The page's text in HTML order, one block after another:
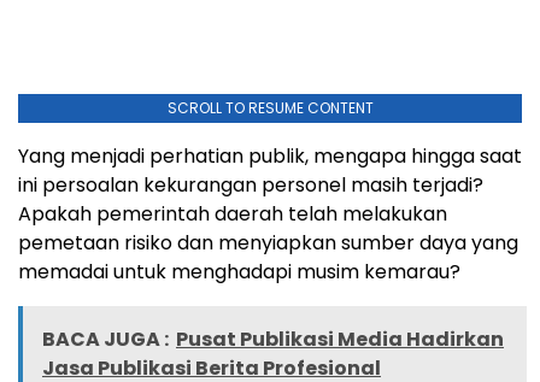
SCROLL TO RESUME CONTENT
Yang menjadi perhatian publik, mengapa hingga saat
ini persoalan kekurangan personel masih terjadi?
Apakah pemerintah daerah telah melakukan
pemetaan risiko dan menyiapkan sumber daya yang
memadai untuk menghadapi musim kemarau?
BACA JUGA : Pusat Publikasi Media Hadirkan
Jasa Publikasi Berita Profesional